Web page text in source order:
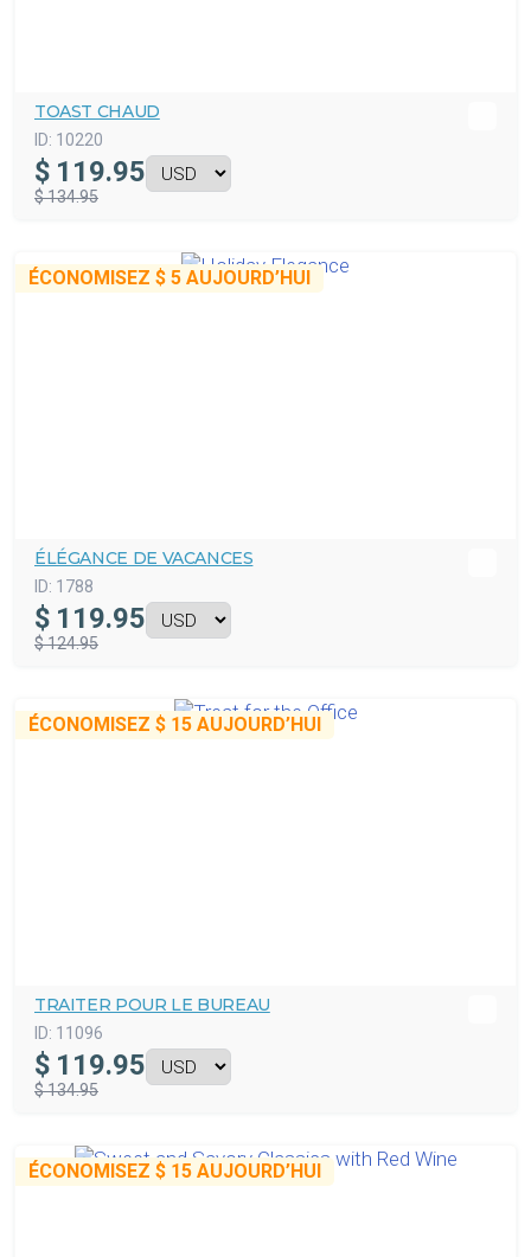
TOAST CHAUD
ID: 10220
$ 119.95
$ 134.95
ÉCONOMISEZ $ 5 AUJOURD’HUI
ÉLÉGANCE DE VACANCES
ID: 1788
$ 119.95
$ 124.95
ÉCONOMISEZ $ 15 AUJOURD’HUI
TRAITER POUR LE BUREAU
ID: 11096
$ 119.95
$ 134.95
ÉCONOMISEZ $ 15 AUJOURD’HUI